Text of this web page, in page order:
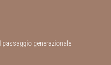
passaggio generazionale